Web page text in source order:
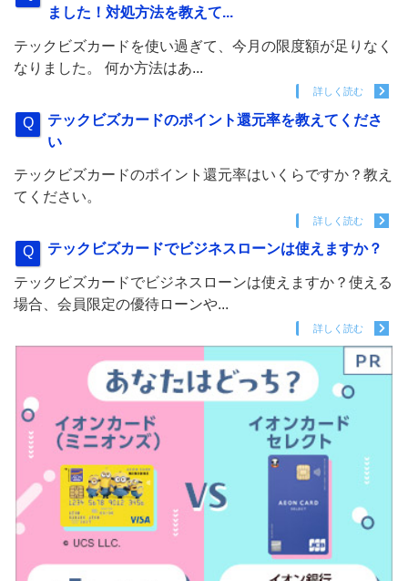
ました！対処方法を教えて...
テックビズカードを使い過ぎて、今月の限度額が足りなく
なりました。 何か方法はあ...
詳しく読む
テックビズカードのポイント還元率を教えてくださ
い
テックビズカードのポイント還元率はいくらですか？教え
てください。
詳しく読む
テックビズカードでビジネスローンは使えますか？
テックビズカードでビジネスローンは使えますか？使える
場合、会員限定の優待ローンや...
詳しく読む